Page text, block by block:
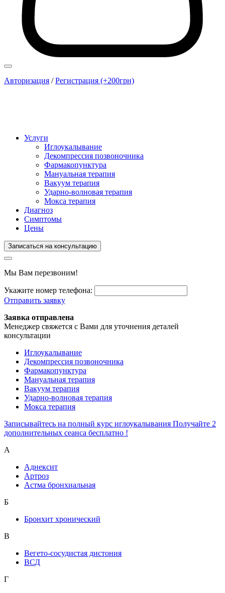
Авторизация /Регистрация (+200грн)
Услуги
Иглоукалывание
Декомпрессия позвоночника
Фармакопунктура
Мануальная терапия
Вакуум терапия
Ударно-волновая терапия
Мокса терапия
Диагноз
Симптомы
Цены
Записаться на консультацию
Мы Вам перезвоним!
Укажите номер телефона:
Отправить заявку
Заявка отправлена
Менеджер свяжется с Вами для уточнения деталей
консультации
Иглоукалывание
Декомпрессия позвоночника
Фармакопунктура
Мануальная терапия
Вакуум терапия
Ударно-волновая терапия
Мокса терапия
Записывайтесь на полный курс иглоукалывания Получайте 2
дополнительных сеанса бесплатно !
А
Аднексит
Артроз
Астма бронхиальная
Б
Бронхит хронический
В
Вегето-сосудистая дистония
ВСД
Г